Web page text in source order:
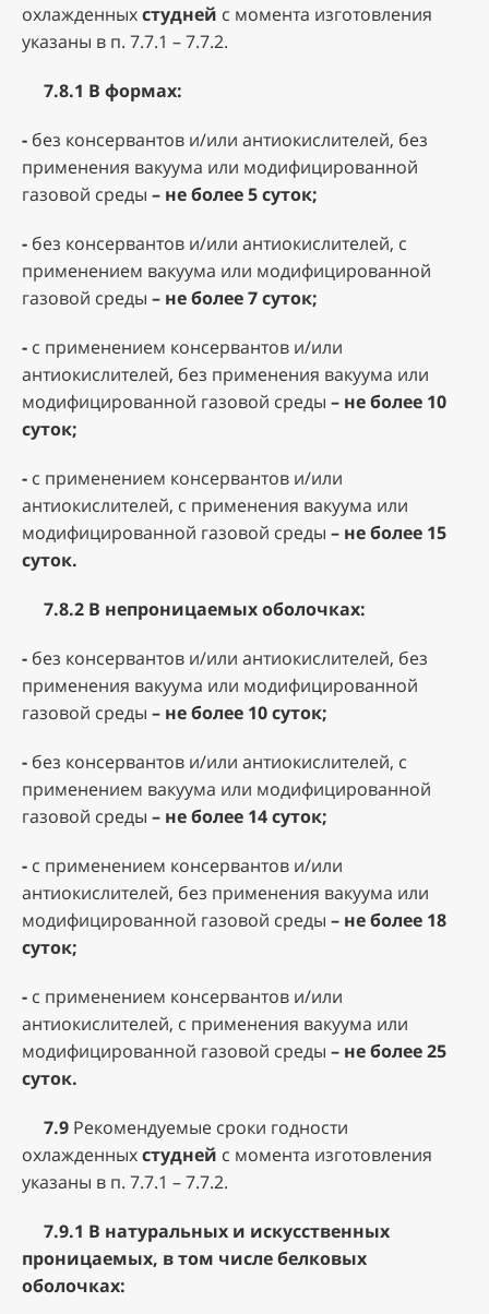
охлажденныхстудней с момента изготовления
указаны в п. 7.7.1 – 7.7.2.
7.8.1 В формах:
- без консервантов и/или антиокислителей, без
применения вакуума или модифицированной
газовой среды – не более 5 суток;
- без консервантов и/или антиокислителей, с
применением вакуума или модифицированной
газовой среды – не более 7 суток;
- с применением консервантов и/или
антиокислителей, без применения вакуума или
модифицированной газовой среды – не более 10
суток;
- с применением консервантов и/или
антиокислителей, с применения вакуума или
модифицированной газовой среды – не более 15
суток.
7.8.2 В непроницаемых оболочках:
- без консервантов и/или антиокислителей, без
применения вакуума или модифицированной
газовой среды – не более 10 суток;
- без консервантов и/или антиокислителей, с
применением вакуума или модифицированной
газовой среды – не более 14 суток;
- с применением консервантов и/или
антиокислителей, без применения вакуума или
модифицированной газовой среды – не более 18
суток;
- с применением консервантов и/или
антиокислителей, с применения вакуума или
модифицированной газовой среды – не более 25
суток.
7.9 Рекомендуемые сроки годности
охлажденныхстудней с момента изготовления
указаны в п. 7.7.1 – 7.7.2.
7.9.1 В натуральных и искусственных
проницаемых, в том числе белковых
оболочках: